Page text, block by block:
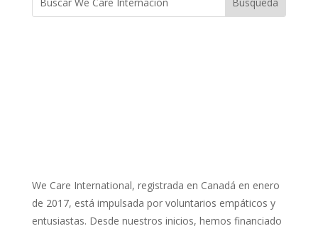
We Care International, registrada en Canadá en enero
de 2017, está impulsada por voluntarios empáticos y
entusiastas. Desde nuestros inicios, hemos financiado